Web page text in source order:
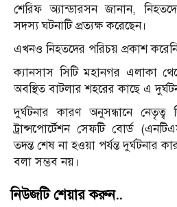
শেরিফ অ্যান্ডারসন জানান,
সদস্য ঘটনাটি প্রত্যক্ষ করেছেন।
এখনও নিহতদের পরিচয় প্রকাশ
ক্যানসাস সিটি মহানগর এলাকা
অবস্থিত বাটলার শহরের কাছে এ
দুর্ঘটনার কারণ অনুসন্ধানে নেতৃত্ব
ট্রান্সপোর্টেশন সেফটি বোর্ড
তদন্ত শেষ না হওয়া পর্যন্ত দুর্ঘটনার
বলা সম্ভব নয়।
নিউজটি শেয়ার করুন..